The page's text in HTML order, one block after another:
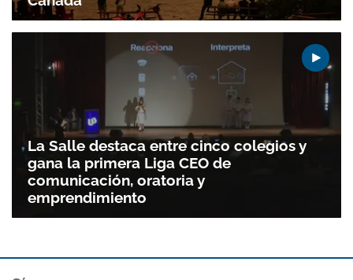
La Salle destaca entre cinco colegios y
gana la primera Liga CEO de
comunicación, oratoria y
emprendimiento